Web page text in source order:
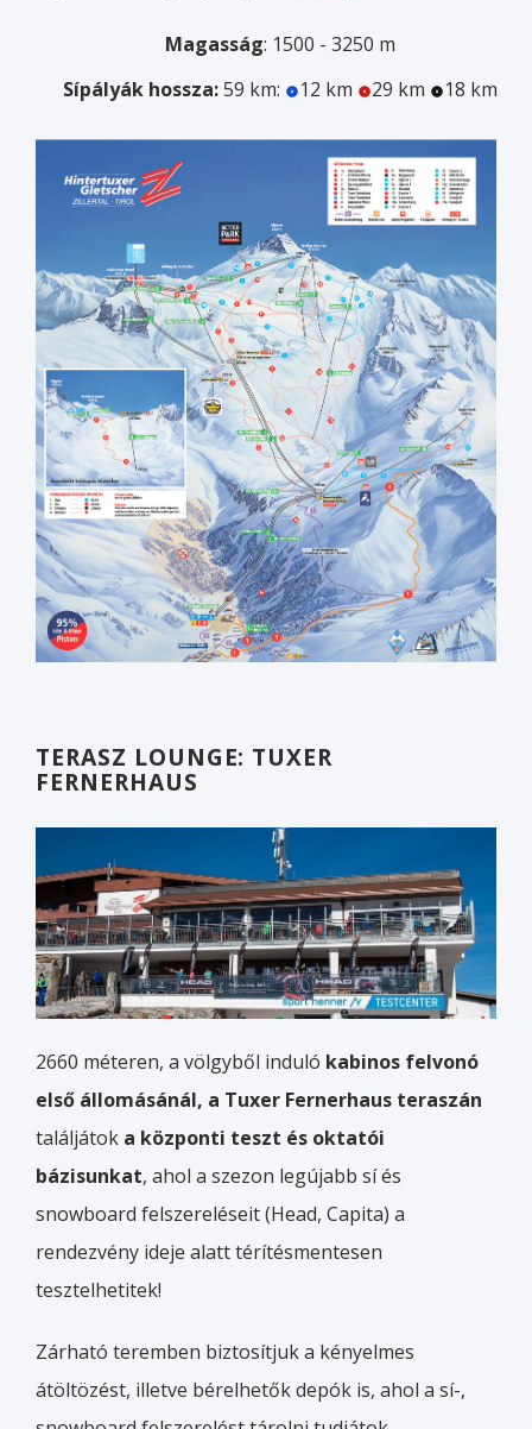
Magasság: 1500 - 3250 m
Sípályák hossza:59 km: 12 km 29 km 18 km
TERASZ LOUNGE: TUXER
FERNERHAUS
2660 méteren, a völgyből induló kabinos felvonó
első állomásánál, a Tuxer Fernerhaus teraszán
találjátok a központi teszt és oktatói
bázisunkat, ahol a szezon legújabb sí és
snowboard felszereléseit (Head, Capita) a
rendezvény ideje alatt térítésmentesen
tesztelhetitek!
Zárható teremben biztosítjuk a kényelmes
átöltözést, illetve bérelhetők depók is, ahol a sí-,